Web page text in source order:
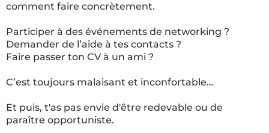
comment faire concrètement.
Participer à des événements de networking ?
Demander de l’aide à tes contacts ?
Faire passer ton CV à un ami ?
C’est toujours malaisant et inconfortable…
Et puis, t'as pas envie d'être redevable ou de
paraître opportuniste.